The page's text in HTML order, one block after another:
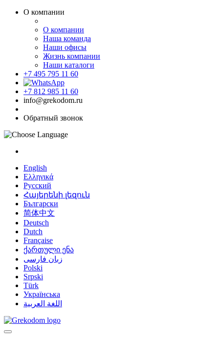
О компании
О компании
Наша команда
Наши офисы
Жизнь компании
Наши каталоги
+7 495 795 11 60
+7 812 985 11 60
info@grekodom.ru
Обратный звонок
English
Ελληνικά
Русский
Հայերենի լեզուն
Български
简体中文
Deutsch
Dutch
Française
ქართული ენა
زبان فارسی
Polski
Srpski
Türk
Українська
اللغة العربية